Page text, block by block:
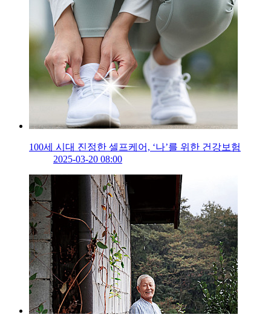
100세 시대 진정한 셀프케어, ‘나’를 위한 건강보험
2025-03-20 08:00